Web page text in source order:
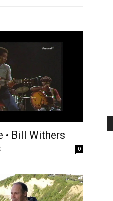
• Bill Withers
0